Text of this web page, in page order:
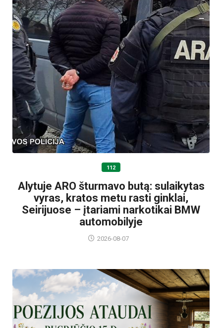
112
Alytuje ARO šturmavo butą: sulaikytas
vyras, kratos metu rasti ginklai,
Seirijuose – įtariami narkotikai BMW
automobilyje
2026-08-07